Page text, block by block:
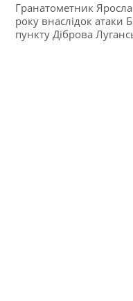
Гранатометник
року внаслідок атаки
пункту Діброва